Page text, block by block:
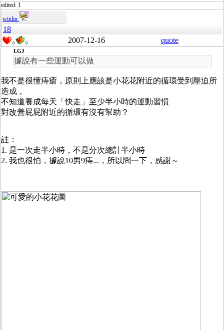
edited: 1
winlin
18
0 0 2007-12-16 quote
LGJ
據說有一些運動可以做
我不是很懂痔瘡，原則上應該是小花花附近的循環受到壓迫所
造成，
不知道養成每天「快走」至少半小時的運動習慣
對改善屁屁附近的循環有沒有幫助？
註：
1. 是一次走半小時，不是分次總計半小時
2. 我也很怕，據說10男9痔...，所以問一下，感謝～